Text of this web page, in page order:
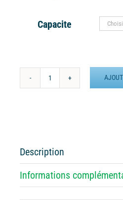
Capacite
quantité
Shih-
Tzu
Description
Informations